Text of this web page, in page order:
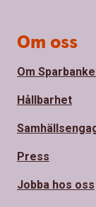
Om oss
Om
Hållbarhet
Press
Jobba hos oss